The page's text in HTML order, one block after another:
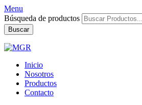
Menu
Búsqueda de productos
Buscar
Inicio
Nosotros
Productos
Contacto